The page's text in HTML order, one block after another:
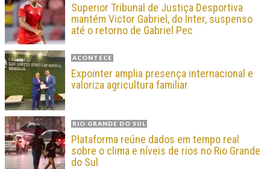
Superior Tribunal de Justiça Desportiva
mantém Victor Gabriel, do Inter, suspenso
até o retorno de Gabriel Pec
ACONTECE
Expointer amplia presença internacional e
valoriza agricultura familiar
RIO GRANDE DO SUL
Plataforma reúne dados em tempo real
sobre o clima e níveis de rios no Rio Grande
do Sul